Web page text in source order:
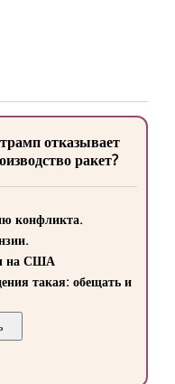
отказывает
ракет?
конфликта.
на США
такая: обещать и